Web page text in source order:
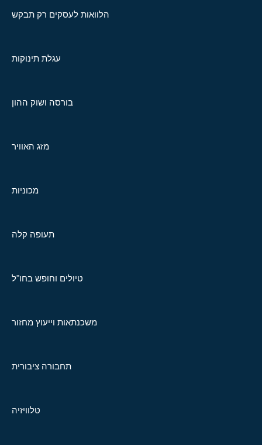
הלוואות לעסקים רק תבקש
עגלת תינוקות
בורסה ושוק ההון
מזג האוויר
מכוניות
תעופה קלה
טיולים וחופש בחו"ל
משכנתאות וייעוץ מחזור
תחבורה ציבורית
טלוויזיה